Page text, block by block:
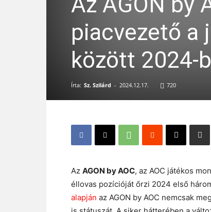
piacvezető a
között 2024-
Írta: Sz. Szilárd - 2024.12.17. 720
Az AGON by AOC, az AOC játékos
éllovas pozícióját őrzi 2024 első
alapján az AGON by AOC nemcsak